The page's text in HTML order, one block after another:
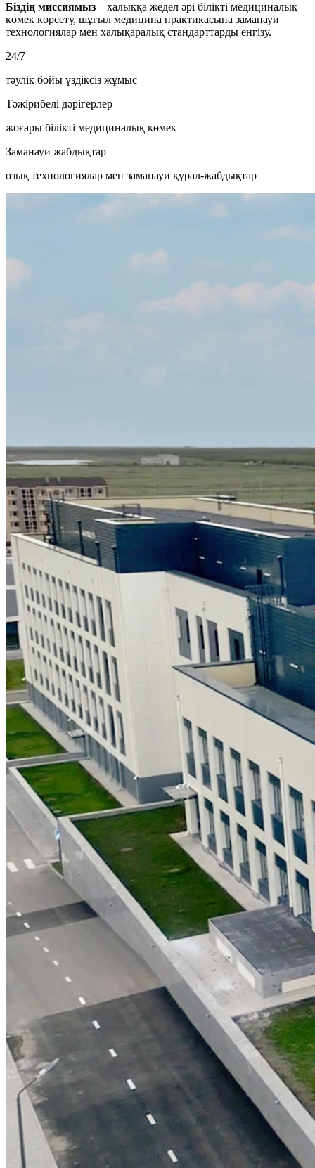
Біздің миссиямыз – халыққа жедел әрі білікті медициналық
көмек көрсету, шұғыл медицина практикасына заманауи
технологиялар мен халықаралық стандарттарды енгізу.
24/7
тәулік бойы үздіксіз жұмыс
Тәжірибелі дәрігерлер
жоғары білікті медициналық көмек
Заманауи жабдықтар
озық технологиялар мен заманауи құрал-жабдықтар